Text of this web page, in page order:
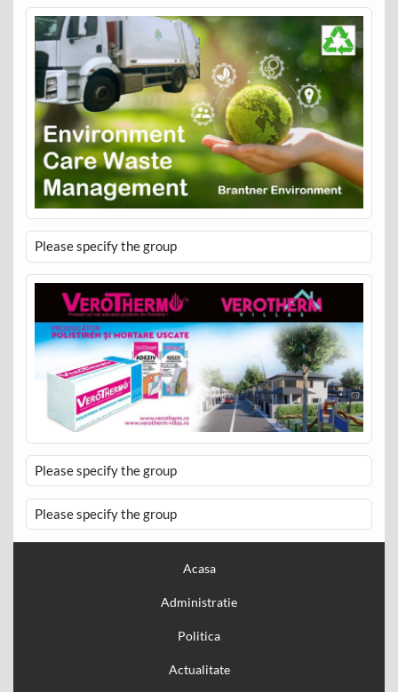
Please specify the group
Please specify the group
Please specify the group
Acasa
Administratie
Politica
Actualitate